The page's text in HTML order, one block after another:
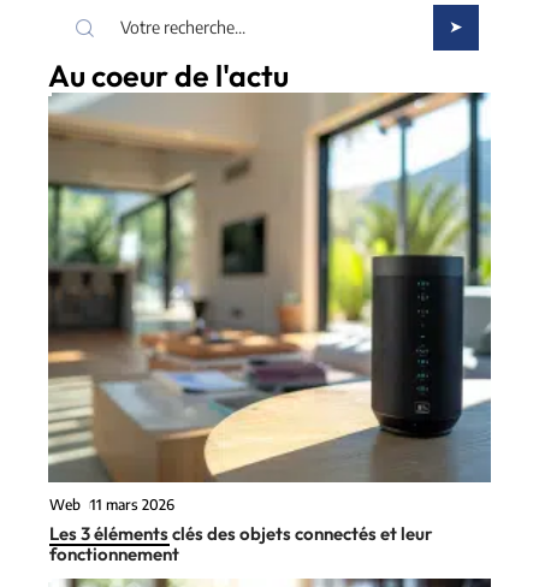
Au coeur de l'actu
Web 11 mars 2026
Les 3 éléments clés des objets connectés et leur
fonctionnement